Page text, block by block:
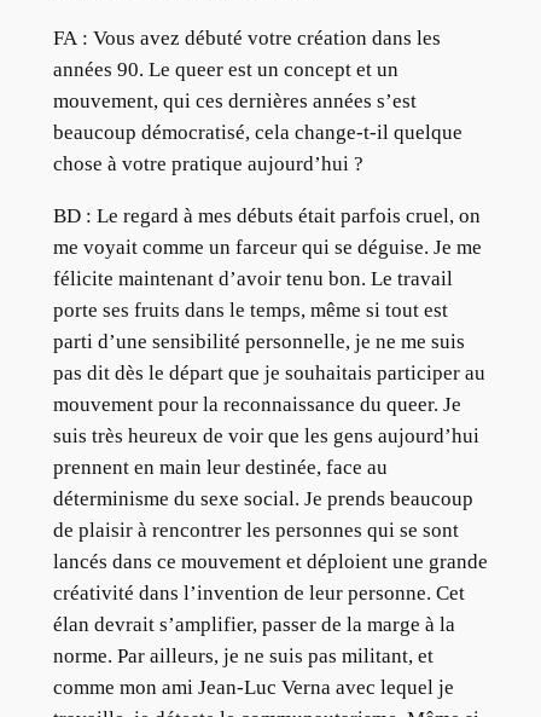
FA : Vous avez débuté votre création dans les
années 90. Le queer est un concept et un
mouvement, qui ces dernières années s’est
beaucoup démocratisé, cela change-t-il quelque
chose à votre pratique aujourd’hui ?
BD : Le regard à mes débuts était parfois cruel, on
me voyait comme un farceur qui se déguise. Je me
félicite maintenant d’avoir tenu bon. Le travail
porte ses fruits dans le temps, même si tout est
parti d’une sensibilité personnelle, je ne me suis
pas dit dès le départ que je souhaitais participer au
mouvement pour la reconnaissance du queer. Je
suis très heureux de voir que les gens aujourd’hui
prennent en main leur destinée, face au
déterminisme du sexe social. Je prends beaucoup
de plaisir à rencontrer les personnes qui se sont
lancés dans ce mouvement et déploient une grande
créativité dans l’invention de leur personne. Cet
élan devrait s’amplifier, passer de la marge à la
norme. Par ailleurs, je ne suis pas militant, et
comme mon ami Jean-Luc Verna avec lequel je